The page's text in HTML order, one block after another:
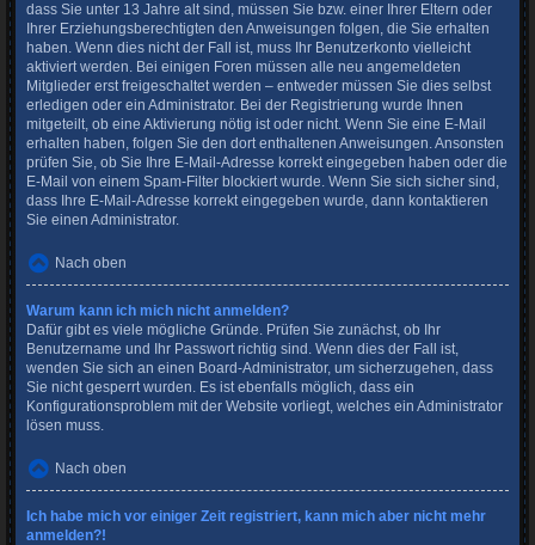
dass Sie unter 13 Jahre alt sind, müssen Sie bzw. einer Ihrer Eltern oder
Ihrer Erziehungsberechtigten den Anweisungen folgen, die Sie erhalten
haben. Wenn dies nicht der Fall ist, muss Ihr Benutzerkonto vielleicht
aktiviert werden. Bei einigen Foren müssen alle neu angemeldeten
Mitglieder erst freigeschaltet werden – entweder müssen Sie dies selbst
erledigen oder ein Administrator. Bei der Registrierung wurde Ihnen
mitgeteilt, ob eine Aktivierung nötig ist oder nicht. Wenn Sie eine E-Mail
erhalten haben, folgen Sie den dort enthaltenen Anweisungen. Ansonsten
prüfen Sie, ob Sie Ihre E-Mail-Adresse korrekt eingegeben haben oder die
E-Mail von einem Spam-Filter blockiert wurde. Wenn Sie sich sicher sind,
dass Ihre E-Mail-Adresse korrekt eingegeben wurde, dann kontaktieren
Sie einen Administrator.
Nach oben
Warum kann ich mich nicht anmelden?
Dafür gibt es viele mögliche Gründe. Prüfen Sie zunächst, ob Ihr
Benutzername und Ihr Passwort richtig sind. Wenn dies der Fall ist,
wenden Sie sich an einen Board-Administrator, um sicherzugehen, dass
Sie nicht gesperrt wurden. Es ist ebenfalls möglich, dass ein
Konfigurationsproblem mit der Website vorliegt, welches ein Administrator
lösen muss.
Nach oben
Ich habe mich vor einiger Zeit registriert, kann mich aber nicht mehr
anmelden?!